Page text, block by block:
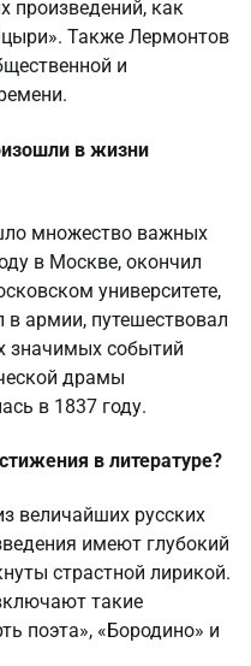
произведений, как
Также Лермонтов
и
в жизни
множество важных
в Москве, окончил
университете,
армии, путешествовал
значимых событий
драмы
в 1837 году.
в литературе?
величайших русских
имеют глубокий
страстной лирикой.
такие
поэта», «Бородино» и